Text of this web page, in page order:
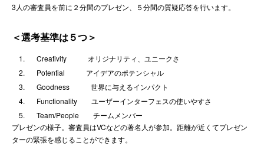
3人の審査員を前に２分間のプレゼン、５分間の質疑応答を行います。
＜選考基準は５つ＞
Creativity オリジナリティ、ユニークさ
Potential アイデアのポテンシャル
Goodness 世界に与えるインパクト
Functionality ユーザーインターフェスの使いやすさ
Team/People チームメンバー
プレゼンの様子。審査員はVCなどの著名人が参加。距離が近くてプレゼン
ターの緊張を感じることができます。